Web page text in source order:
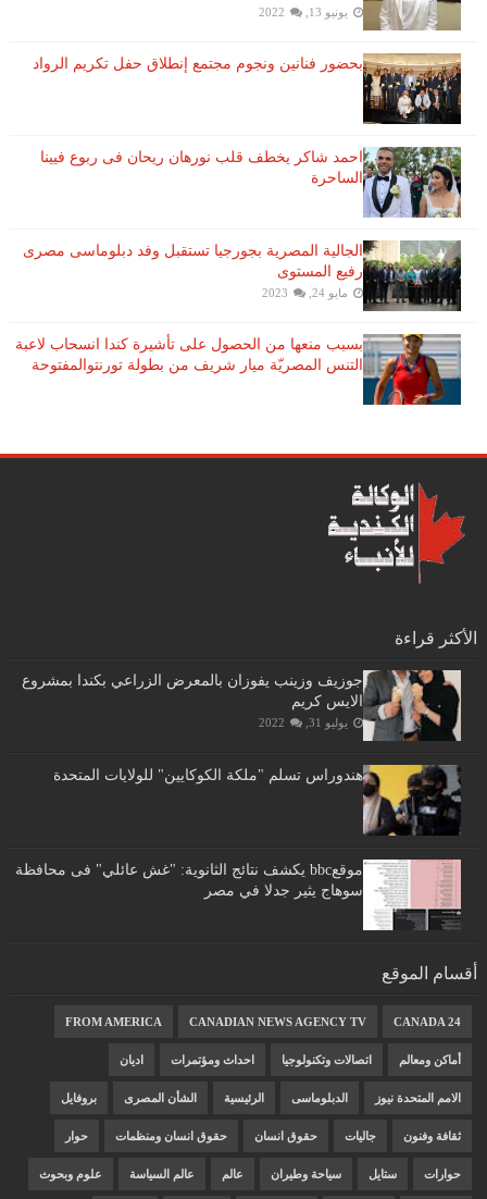
يونيو 13, 2022
بحضور فنانين ونجوم مجتمع إنطلاق حفل تكريم الرواد
احمد شاكر يخطف قلب نورهان ريحان فى ربوع فيينا
الساحرة
الجالية المصرية بجورجيا تستقبل وفد دبلوماسى مصرى
رفيع المستوى
مايو 24, 2023
بسبب منعها من الحصول على تأشيرة كندا انسحاب لاعبة ​
التنس​ المصريّة ​ميار شريف​ من بطولة ​تورنتو​المفتوحة
الأكثر قراءة
جوزيف وزينب يفوزان بالمعرض الزراعي بكندا بمشروع
الايس كريم
يوليو 31, 2022
هندوراس تسلم "ملكة الكوكايين" للولايات المتحدة
موقعbbc يكشف نتائج الثانوية: "غش عائلي" فى محافظة
سوهاج يثير جدلا في مصر
أقسام الموقع
CANADA 24
CANADIAN NEWS AGENCY TV
FROM AMERICA
أماكن ومعالم اتصالات وتكنولوجيا احداث ومؤتمرات اديان
الامم المتحدة نيوز الدبلوماسى الرئيسية الشأن المصرى بروفايل
ثقافة وفنون جاليات حقوق انسان حقوق انسان ومنظمات حوار
حوارات ستايل سياحة وطيران عالم عالم السياسة علوم وبحوث